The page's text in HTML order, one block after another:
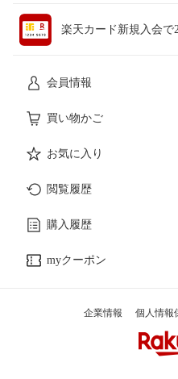
楽天カード新規入会で
会員情報
買い物かご
お気に入り
閲覧履歴
購入履歴
myクーポン
企業情報 個人情報